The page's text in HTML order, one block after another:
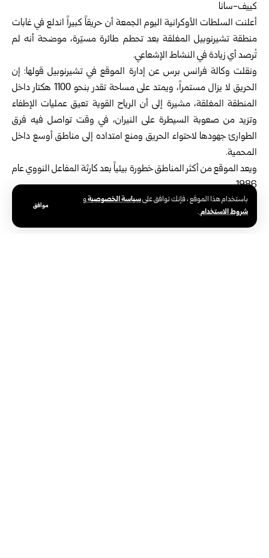
باستخدام هذا الموقع ، فإنك توافق علىسياسة الخصوصيةو
شروط الاستخدام.
موافق
كييف-سانا
أعلنت السلطات الأوكرانية اليوم الجمعة أن حريقاً كبيراً اندلع في غابات
منطقة تشيرنوبيل المغلقة بعد تحطم طائرة مسيّرة، موضحة أنه لم
تُرصد أي زيادة في النشاط الإشعاعي.
ونقلت وكالة فرانس برس عن إدارة الموقع في تشيرنوبيل قولها: إن
الحريق لا يزال مستمراً، ويمتد على مساحة تقدر بنحو 1100 هكتار داخل
المنطقة المغلقة، مشيرة إلى أن الرياح القوية تعيق عمليات الإطفاء
وتزيد من صعوبة السيطرة على النيران، في وقت تواصل فيه فرق
الطوارئ جهودها لاحتواء الحريق ومنع امتداده إلى مناطق أوسع داخل
المحمية.
ويعد الموقع من أكثر المناطق خطورة بيئياً بعد كارثة المفاعل النووي عام
1986.